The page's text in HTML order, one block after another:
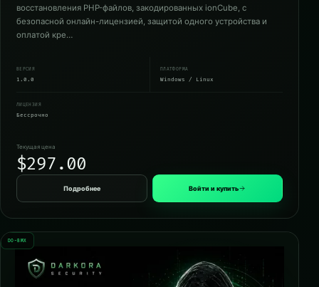
восстановления PHP-файлов, закодированных ionCube, с
безопасной онлайн-лицензией, защитой одного устройства и
оплатой кре…
ВЕРСИЯ
1.0.0
ПЛАТФОРМА
Windows / Linux
ЛИЦЕНЗИЯ
Бессрочно
Текущая цена
$297.00
Подробнее Войти и купить
DO-BMX